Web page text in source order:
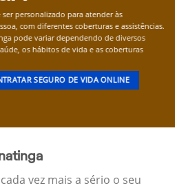
personalizado para atender às
com diferentes coberturas e assistências.
pode variar dependendo de diversos
os hábitos de vida e as coberturas
SEGURO DE VIDA ONLINE
vez mais a sério o seu